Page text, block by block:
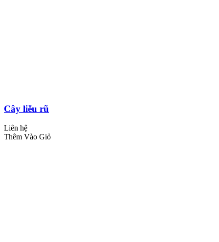
Cây liễu rũ
Liên hệ
Thêm Vào Giỏ